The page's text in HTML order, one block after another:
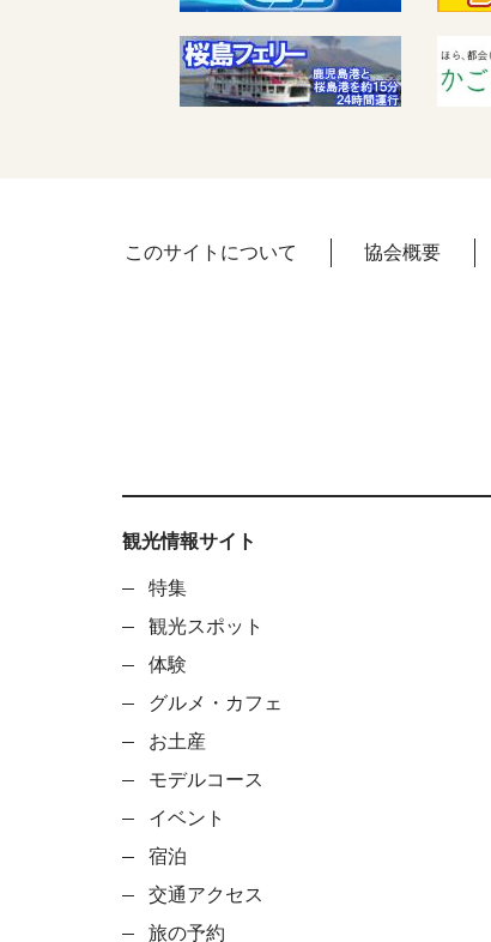
このサイトについて 協会概要
観光情報サイト
特集
観光スポット
体験
グルメ・カフェ
お土産
モデルコース
イベント
宿泊
交通アクセス
旅の予約